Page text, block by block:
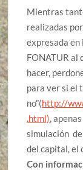
Mientras
realizadas
expresada en
FONATUR al
hacer,
para ver si el
no”(http://
.html) ,
simulación
del capital, el
Con